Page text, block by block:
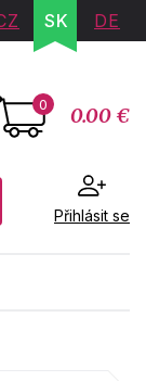
SK DE
0 0.00 €
Přihlásit se